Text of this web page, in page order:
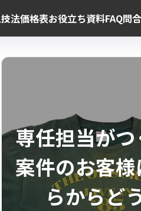
技法価格表お役立ち資料FAQ問
専任担当が
案件のお客様
らからど